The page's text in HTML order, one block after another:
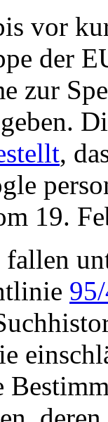
vor
der
zur
,
19.
fallen